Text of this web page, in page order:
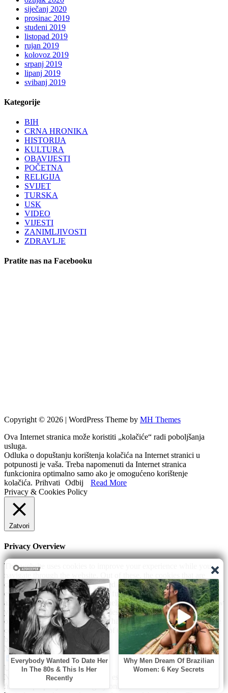
siječanj 2020
prosinac 2019
studeni 2019
listopad 2019
rujan 2019
kolovoz 2019
srpanj 2019
lipanj 2019
svibanj 2019
Kategorije
BIH
CRNA HRONIKA
HISTORIJA
KULTURA
OBAVIJESTI
POČETNA
RELIGIJA
SVIJET
TURSKA
USK
VIDEO
VIJESTI
ZANIMLJIVOSTI
ZDRAVLJE
Pratite nas na Facebooku
Copyright © 2026 | WordPress Theme by MH Themes
Ova Internet stranica može koristiti „kolačiće“ radi poboljšanja
usluga.
Odluka o dopuštanju korištenja kolačića na Internet stranici u
potpunosti je vaša. Treba napomenuti da Internet stranica
funkcionira optimalno samo ako je omogućeno korištenje
kolačića. Prihvati Odbij
Read More
Privacy & Cookies Policy
Zatvori
Privacy Overview
This website uses cookies to improve your experience while you
navigate through the website. Out of these, the cookies that are
categorized as necessary are stored on your browser as they are
essential for the working of basic functionalities of the website. We
also use third-party cookies that help us analyze and understand how
you use this website. These cookies will be stored in your browser
only with your consent. You also have the option to opt-out of these
cookies. But opting out of some of these cookies may affect your
browsing experience.
Necessary
Necessary
Uvijek omogućeno
Necessary cookies are absolutely essential for the website to
function properly. This category only includes cookies that ensures